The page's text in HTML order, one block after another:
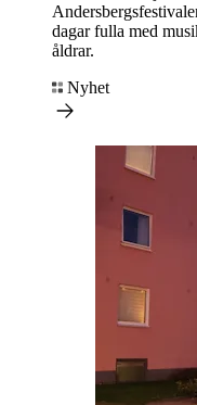
dagar fulla med
åldrar.
Nyhet